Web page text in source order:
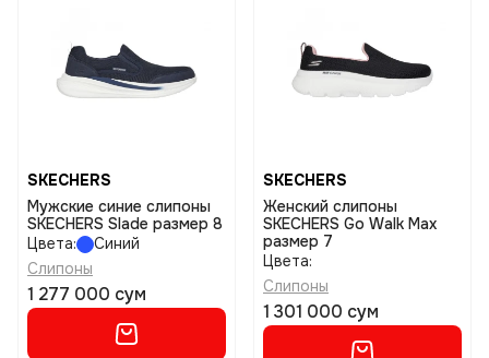
SKECHERS
Мужские синие слипоны
SKECHERS Slade размер 8
Цвета:
Синий
Слипоны
1 277 000 сум
SKECHERS
Женский слипоны
SKECHERS Go Walk Max
размер 7
Цвета:
Слипоны
1 301 000 сум